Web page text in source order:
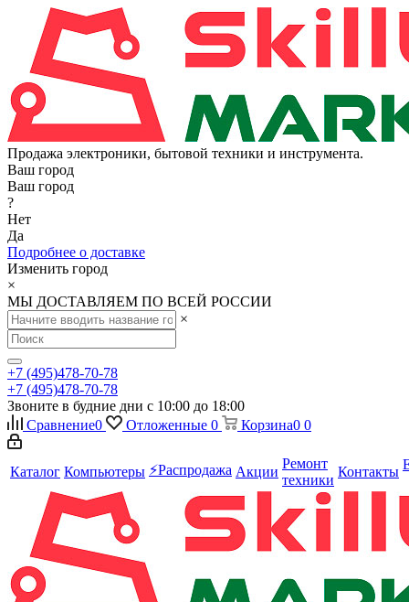
Продажа электроники, бытовой техники и инструмента.
Ваш город
Ваш город
?
Нет
Да
Подробнее о доставке
Изменить город
×
МЫ ДОСТАВЛЯЕМ ПО ВСЕЙ РОССИИ
×
+7 (495)478-70-78
+7 (495)478-70-78
Звоните в будние дни с 10:00 до 18:00
Сравнение0 Отложенные 0 Корзина0 0
Каталог Компьютеры ⚡️Распродажа Акции
Ремонт
техники
Контакты